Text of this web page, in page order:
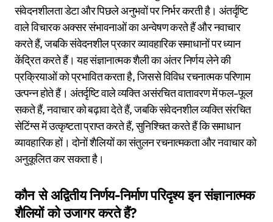
संवेदनशीलता डेटा और पिछले अनुभवों पर निर्भर करती है। अंतर्दृष्टि
वाले विचारक अक्सर संभावनाओं का अन्वेषण करते हैं और नवाचार
करते हैं, जबकि संवेदनशील प्रकार व्यावहारिक समाधानों पर ध्यान
केंद्रित करते हैं। यह संज्ञानात्मक शैली का अंतर निर्णय लेने की
प्रक्रियाओं को प्रभावित करता है, जिससे विविध रचनात्मक परिणाम
उत्पन्न होते हैं। अंतर्दृष्टि वाले व्यक्ति असंरचित वातावरण में फल-फूल
सकते हैं, नवाचार को बढ़ावा देते हैं, जबकि संवेदनशील व्यक्ति संरचित
सेटिंग्स में उत्कृष्टता प्राप्त करते हैं, सुनिश्चित करते हैं कि समाधान
व्यावहारिक हों। दोनों शैलियों का संतुलन रचनात्मकता और नवाचार को
अनुकूलित कर सकता है।
कौन से अद्वितीय निर्णय-निर्माण परिदृश्य इन संज्ञानात्मक
शैलियों को उजागर करते हैं?